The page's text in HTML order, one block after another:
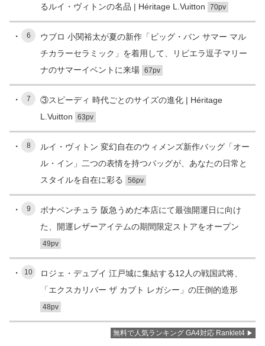
るルイ・ヴィトンの名品 | Héritage L.Vuitton
70pv
6
ウブロ 小関裕太が夏の新作「ビッグ・バン サマー マル
チカラーセラミック」を着用して、リビエラ逗子マリー
ナのサマーイベントに来場 67pv
7
③スピーディ 時代ごとのサイズの進化 | Héritage
L.Vuitton
63pv
8
ルイ・ヴィトン 変幻自在のウィメンズ新作バッグ「オー
ル・イン」二つの表情を持つバッグが、あなたの日常と
スタイルを自在に彩る
56pv
9
ボナベンチュラ 阪急うめだ本店にて最強開運日に向け
た、開運レザーアイテムの期間限定ストアをオープン
49pv
10
ロジェ・デュブイ 江戸城に集結する12人の戦国武将、
「エクスカリバー ザ カブト レガシー」の圧倒的造形
48pv
無料で人気ランキング GA4対応 Ranklet4